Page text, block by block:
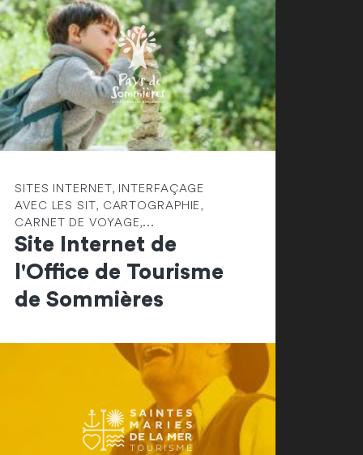
SITES INTERNET, INTERFAÇAGE
AVEC LES SIT, CARTOGRAPHIE,
CARNET DE VOYAGE,...
Site Internet de
l'Office de Tourisme
de Sommières